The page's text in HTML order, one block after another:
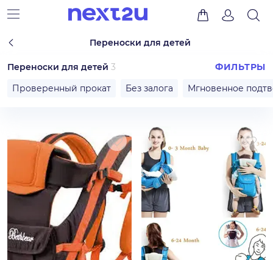
Переноски для детей
Переноски для детей 3
ФИЛЬТРЫ
Проверенный прокат
Без залога Мгновенное